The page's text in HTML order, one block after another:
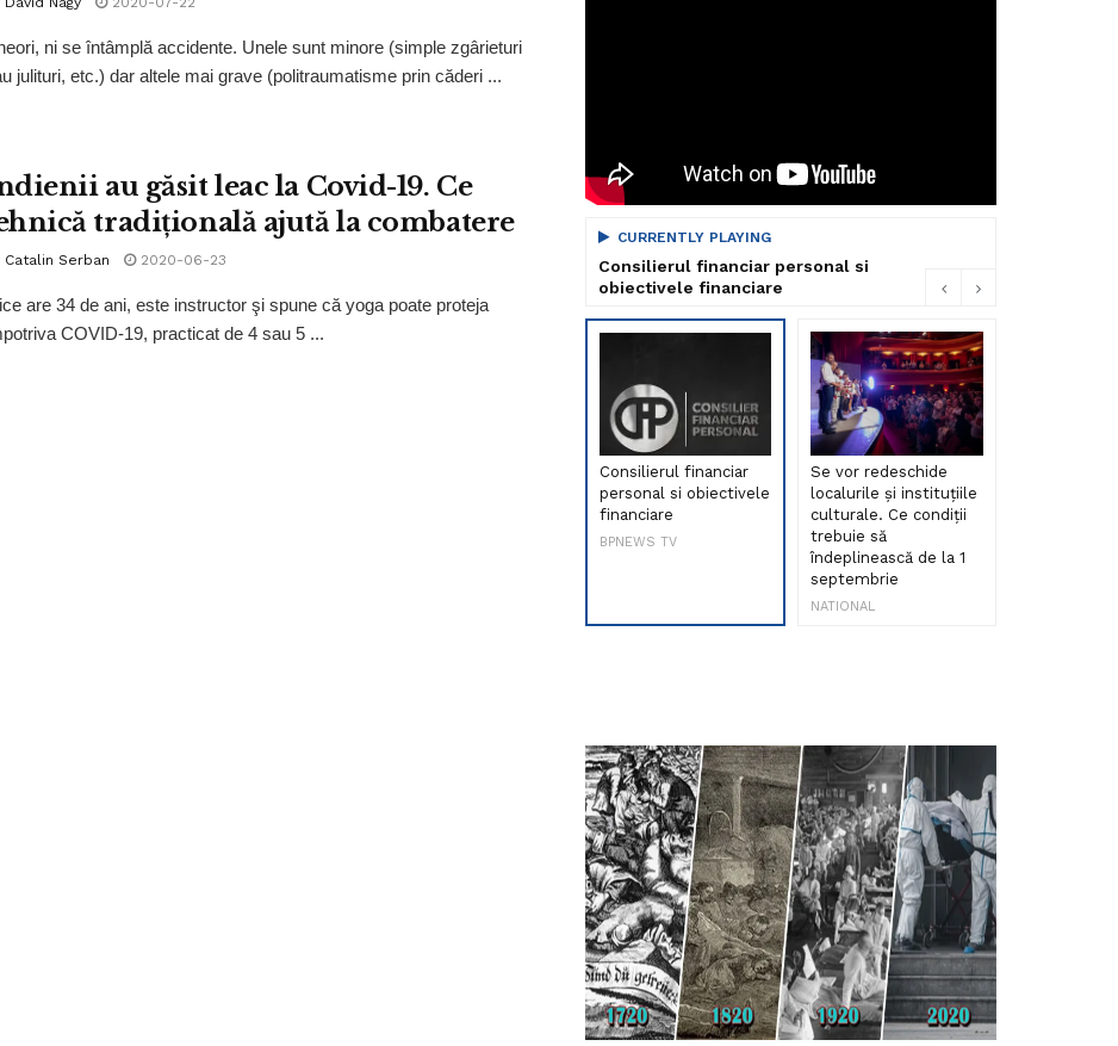
ni se întâmplă accidente. Unele sunt minore (simple zgârieturi
julituri, etc.) dar altele mai grave (politraumatisme prin căderi ...
au găsit leac la Covid-19. Ce
tradițională ajută la combatere
Catalin Serban 2020-06-23
are 34 de ani, este instructor şi spune că yoga poate proteja
COVID-19, practicat de 4 sau 5 ...
CURRENTLY PLAYING
Consilierul financiar personal si
obiectivele financiare
Consilierul financiar
personal si obiectivele
financiare
BPNEWS TV
Se vor redeschide
localurile și instituțiile
culturale. Ce condiții
trebuie să
îndeplinească de la 1
septembrie
NATIONAL